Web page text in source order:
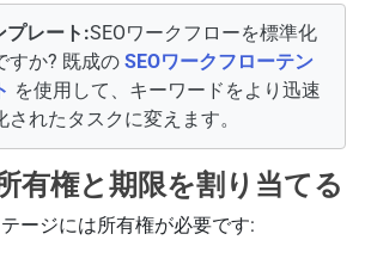
プレート:SEOワークフローを標準化
すか? 既成の SEOワークフローテン
を使用して、キーワードをより迅速
されたタスクに変えます。
有権と期限を割り当てる
ージには所有権が必要です: